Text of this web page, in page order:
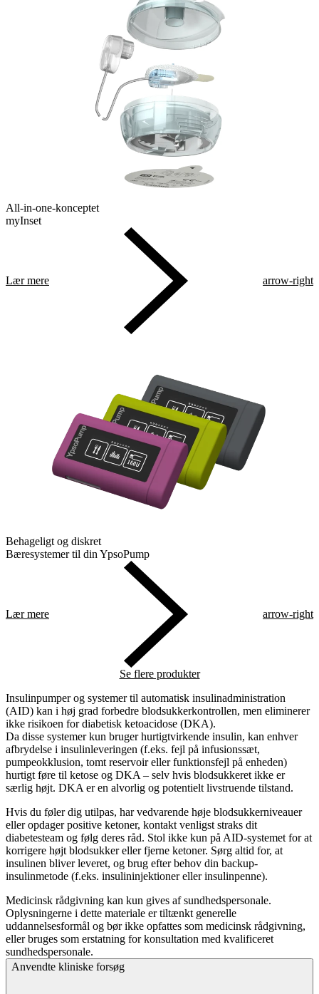
All-in-one-konceptet
myInset
Lær mere arrow-right
Behageligt og diskret
Bæresystemer til din YpsoPump
Lær mere arrow-right
Se flere produkter
Insulinpumper og systemer til automatisk insulinadministration
(AID) kan i høj grad forbedre blodsukkerkontrollen, men eliminerer
ikke risikoen for diabetisk ketoacidose (DKA).
Da disse systemer kun bruger hurtigtvirkende insulin, kan enhver
afbrydelse i insulinleveringen (f.eks. fejl på infusionssæt,
pumpeokklusion, tomt reservoir eller funktionsfejl på enheden)
hurtigt føre til ketose og DKA – selv hvis blodsukkeret ikke er
særlig højt. DKA er en alvorlig og potentielt livstruende tilstand.
Hvis du føler dig utilpas, har vedvarende høje blodsukkerniveauer
eller opdager positive ketoner, kontakt venligst straks dit
diabetesteam og følg deres råd. Stol ikke kun på AID-systemet for at
korrigere højt blodsukker eller fjerne ketoner. Sørg altid for, at
insulinen bliver leveret, og brug efter behov din backup-
insulinmetode (f.eks. insulininjektioner eller insulinpenne).
Medicinsk rådgivning kan kun gives af sundhedspersonale.
Oplysningerne i dette materiale er tiltænkt generelle
uddannelsesformål og bør ikke opfattes som medicinsk rådgivning,
eller bruges som erstatning for konsultation med kvalificeret
sundhedspersonale.
Anvendte kliniske forsøg